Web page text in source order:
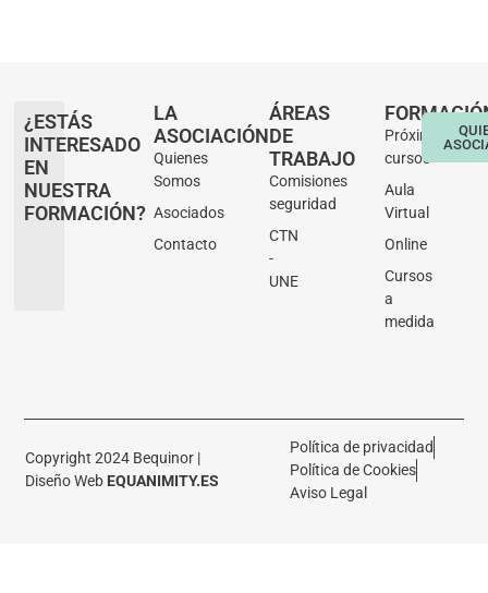
¿ESTÁS
INTERESADO
EN
NUESTRA
FORMACIÓN?
LA
ASOCIACIÓN
Quienes
Somos
Asociados
Contacto
ÁREAS
DE
TRABAJO
Comisiones
seguridad
CTN
-
UNE
Próximos
cursos
Aula
Virtual
Online
Cursos
a
medida
Copyright 2024 Bequinor |
Diseño Web EQUANIMITY.ES
Política de privacidad
Política de Cookies
Aviso Legal